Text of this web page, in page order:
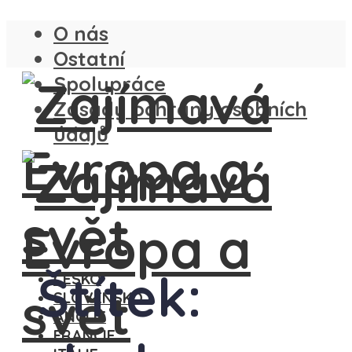
O nás
Ostatní
Spolupráce
Zásady ochrany osobních
údajů
ČESKO
SLOVENSKO
ANGLIE
FRANCIE
Štítek: